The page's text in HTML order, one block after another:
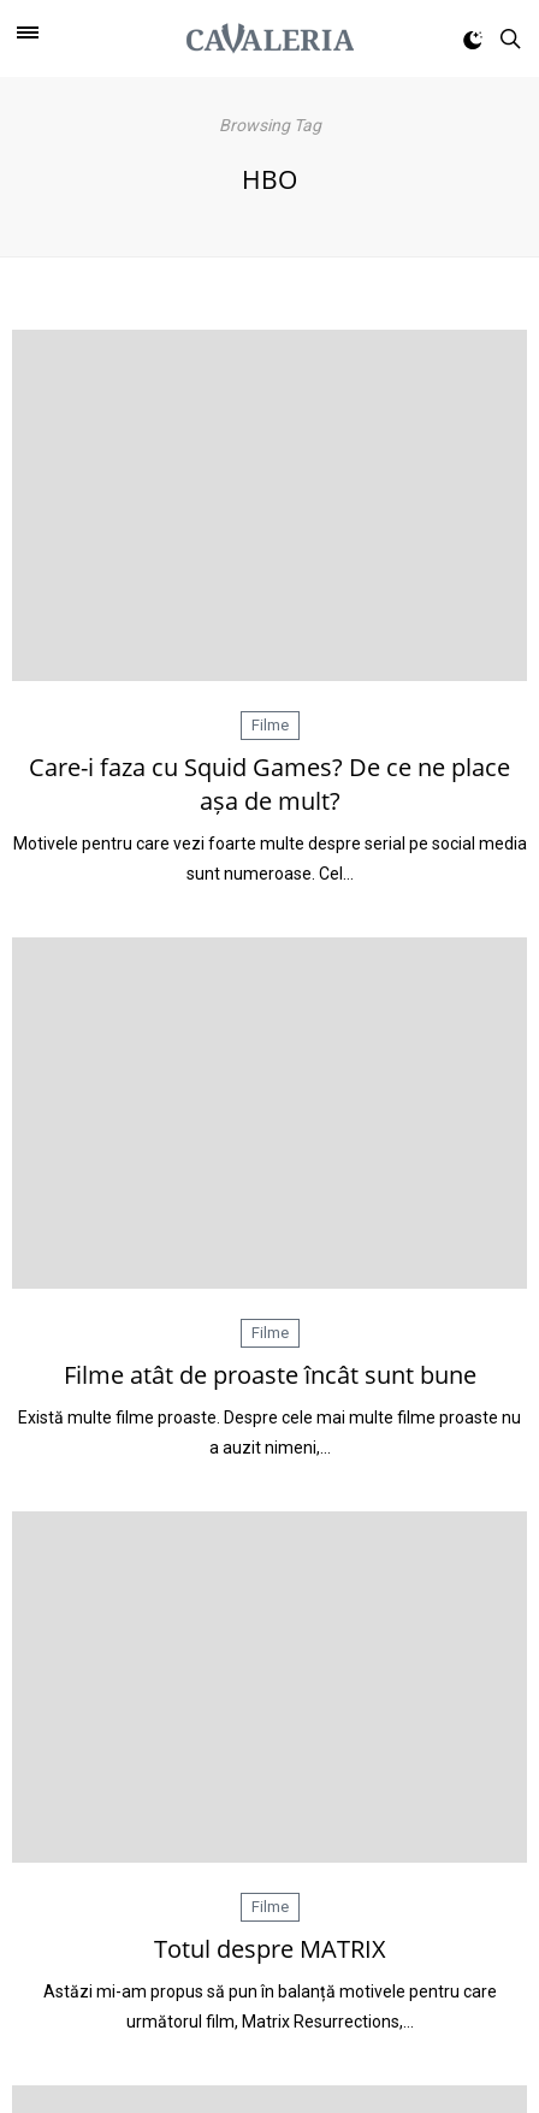
Browsing Tag
HBO
Filme
Care-i faza cu Squid Games? De ce ne place
așa de mult?
Motivele pentru care vezi foarte multe despre serial pe social media
sunt numeroase. Cel…
Filme
Filme atât de proaste încât sunt bune
Există multe filme proaste. Despre cele mai multe filme proaste nu
a auzit nimeni,…
Filme
Totul despre MATRIX
Astăzi mi-am propus să pun în balanță motivele pentru care
următorul film, Matrix Resurrections,…